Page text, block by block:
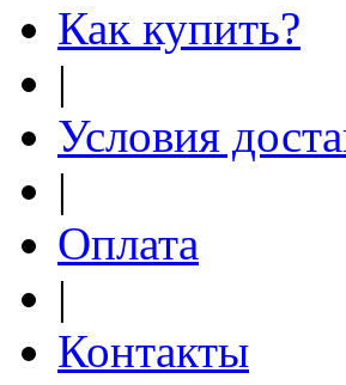
Как купить?
|
Условия
|
Оплата
|
Контакты